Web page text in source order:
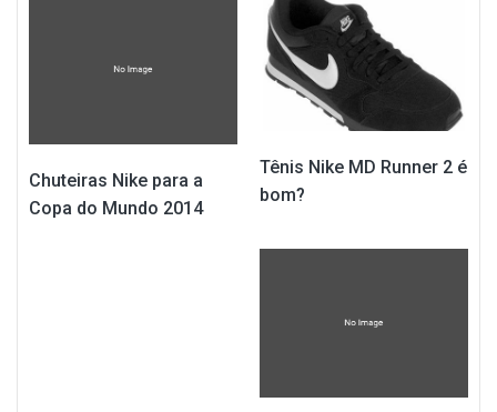
Chuteiras Nike para a
Copa do Mundo 2014
Tênis Nike MD Runner 2 é
bom?